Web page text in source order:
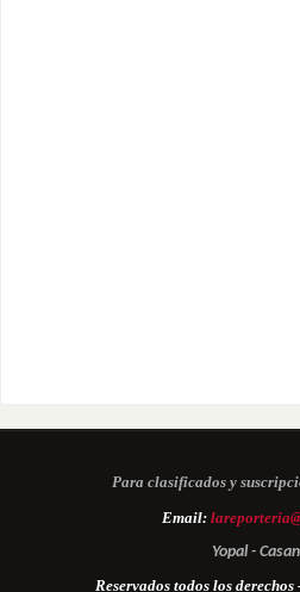
Para clasificados y
Email:
Yopal -
Reservados todos los